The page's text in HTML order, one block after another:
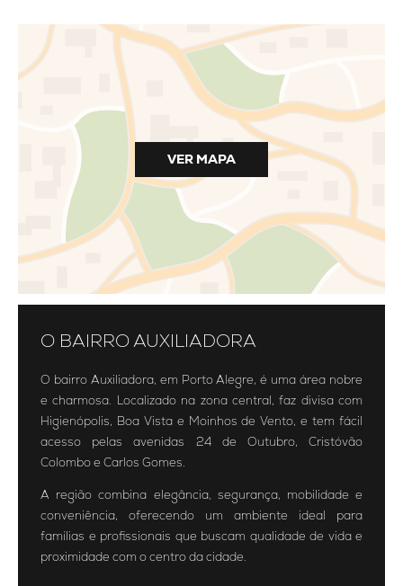
VER MAPA
O BAIRRO AUXILIADORA
O bairro Auxiliadora, em Porto Alegre, é uma área nobre
e charmosa. Localizado na zona central, faz divisa com
Higienópolis, Boa Vista e Moinhos de Vento, e tem fácil
acesso pelas avenidas 24 de Outubro, Cristóvão
Colombo e Carlos Gomes.
A região combina elegância, segurança, mobilidade e
conveniência, oferecendo um ambiente ideal para
famílias e profissionais que buscam qualidade de vida e
proximidade com o centro da cidade.